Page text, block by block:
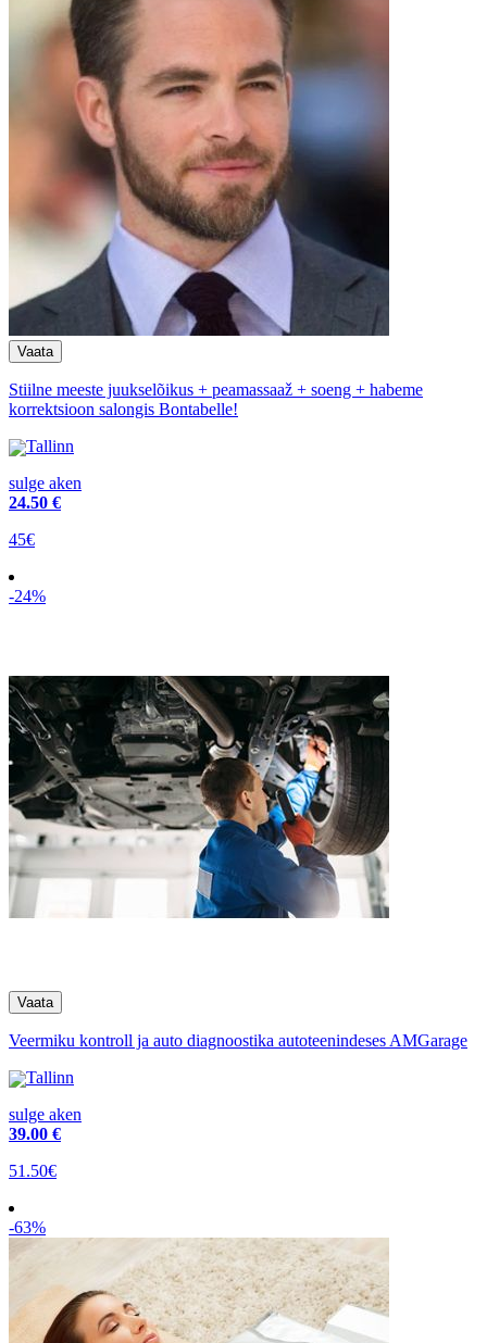
Stiilne meeste juukselõikus + peamassaaž + soeng + habeme
korrektsioon salongis Bontabelle!
Tallinn
sulge aken
24.50 €
45€
-24%
Veermiku kontroll ja auto diagnoostika autoteenindeses AMGarage
Tallinn
sulge aken
39.00 €
51.50€
-63%